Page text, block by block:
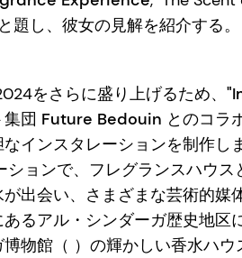
し、彼女の見解を紹介する。
をさらに盛り上げるため、
団 Future Bedouin とのコラ
インスタレーションを制作し
ションで、フレグランスハウ
出会い、さまざまな芸術的媒
るアル・シンダーガ歴史地区
物館（ ）の輝かしい香水ハ